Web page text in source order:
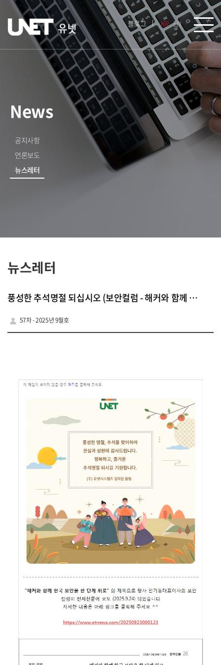
블로그 KR EN
News
공지사항
언론보도
뉴스레터
뉴스레터
풍성한 추석명절 되십시오 (보안컬럼 - 해커와 함께 한국보안을 한단계 위로)
57차 - 2025년 9월호